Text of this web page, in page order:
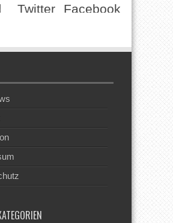
Twitter Facebook